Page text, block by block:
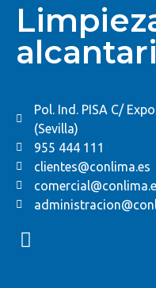
Pol. Ind. PISA C/
(Sevilla)
955 444 111
clientes@conlima.es